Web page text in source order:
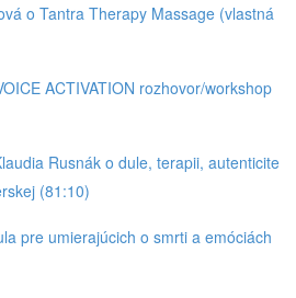
o Tantra Therapy Massage (vlastná
ACTIVATION rozhovor/workshop
Rusnák o dule, terapii, autenticite
(81:10)
pre umierajúcich o smrti a emóciách